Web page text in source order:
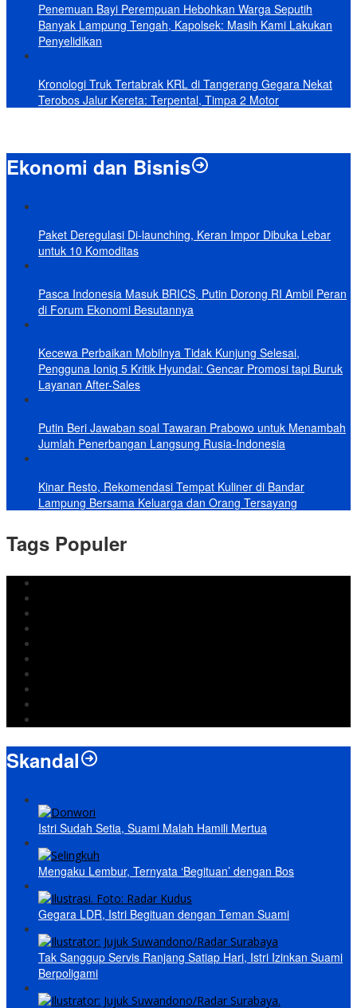
Penemuan Bayi Perempuan Hebohkan Warga Seputih
Banyak Lampung Tengah, Kapolsek: Masih Kami Lakukan
Penyelidikan
Kronologi Truk Tertabrak KRL di Tangerang Gegara Nekat
Terobos Jalur Kereta: Terpental, Timpa 2 Motor
Ekonomi dan Bisnis
Paket Deregulasi Di-launching, Keran Impor Dibuka Lebar
untuk 10 Komoditas
Pasca Indonesia Masuk BRICS, Putin Dorong RI Ambil Peran
di Forum Ekonomi Besutannya
Kecewa Perbaikan Mobilnya Tidak Kunjung Selesai,
Pengguna Ioniq 5 Kritik Hyundai: Gencar Promosi tapi Buruk
Layanan After-Sales
Putin Beri Jawaban soal Tawaran Prabowo untuk Menambah
Jumlah Penerbangan Langsung Rusia-Indonesia
Kinar Resto, Rekomendasi Tempat Kuliner di Bandar
Lampung Bersama Keluarga dan Orang Tersayang
Tags Populer
Skandal
Istri Sudah Setia, Suami Malah Hamili Mertua
Mengaku Lembur, Ternyata ‘Begituan’ dengan Bos
Gegara LDR, Istri Begituan dengan Teman Suami
Tak Sanggup Servis Ranjang Satiap Hari, Istri Izinkan Suami
Berpoligami